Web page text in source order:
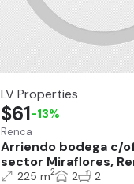
LV Properties
Renca
Arriendo bodega c/
sector Miraflores,
$61-13%
225 m2 2 2